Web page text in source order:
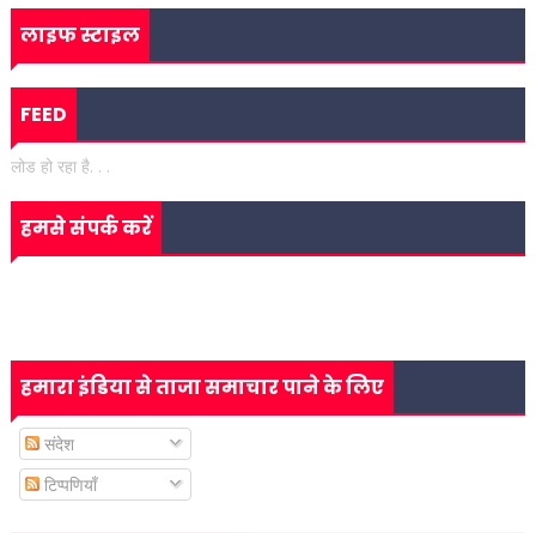
लाइफ स्टाइल
FEED
लोड हो रहा है. . .
हमसे संपर्क करें
हमारा इंडिया से ताजा समाचार पाने के लिए
संदेश
टिप्पणियाँ